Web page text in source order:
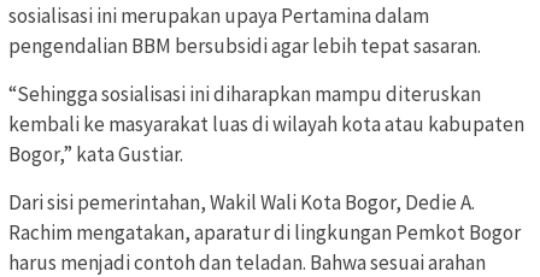
sosialisasi ini merupakan upaya Pertamina dalam
pengendalian BBM bersubsidi agar lebih tepat sasaran.
“Sehingga sosialisasi ini diharapkan mampu diteruskan
kembali ke masyarakat luas di wilayah kota atau kabupaten
Bogor,” kata Gustiar.
Dari sisi pemerintahan, Wakil Wali Kota Bogor, Dedie A.
Rachim mengatakan, aparatur di lingkungan Pemkot Bogor
harus menjadi contoh dan teladan. Bahwa sesuai arahan